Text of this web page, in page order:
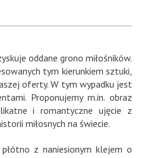
oddane grono miłośników.
tym kierunkiem sztuki,
oferty. W tym wypadku jest
Proponujemy m.in. obraz
i romantyczne ujęcie z
miłosnych na świecie.
z naniesionym klejem o